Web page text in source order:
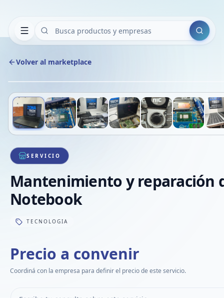
Buscar
Volver al marketplace
1/8
SERVICIO
Mantenimiento y reparación
Notebook
TECNOLOGIA
Precio a convenir
Coordiná con la empresa para definir el precio de este servicio.